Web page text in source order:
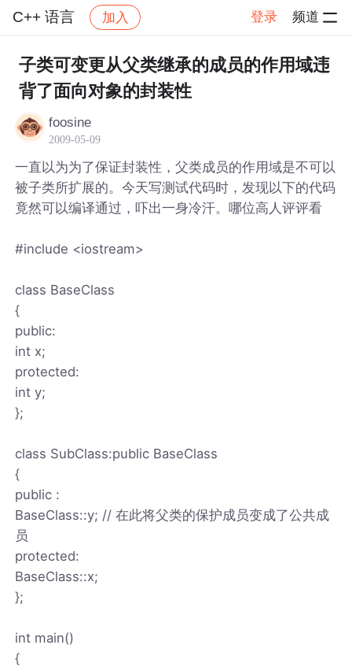
C++ 语言 加入 登录 频道
社区 C++ 语言 帖子详情
子类可变更从父类继承的成员的作用域违
背了面向对象的封装性
foosine
2009-05-09
一直以为为了保证封装性，父类成员的作用域是不可以
被子类所扩展的。今天写测试代码时，发现以下的代码
竟然可以编译通过，吓出一身冷汗。哪位高人评评看
#include <iostream>
class BaseClass
{
public:
int x;
protected:
int y;
};
class SubClass:public BaseClass
{
public :
BaseClass::y; // 在此将父类的保护成员变成了公共成
员
protected:
BaseClass::x;
};
int main()
{